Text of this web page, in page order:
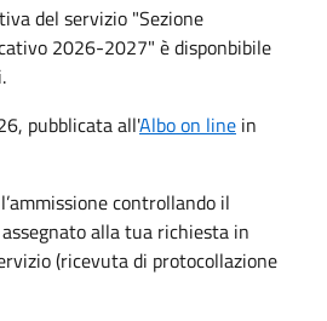
del servizio "Sezione
2026-2027" è disponbibile
pubblicata all'Albo on line in
controllando il
alla tua richiesta in
(ricevuta di protocollazione